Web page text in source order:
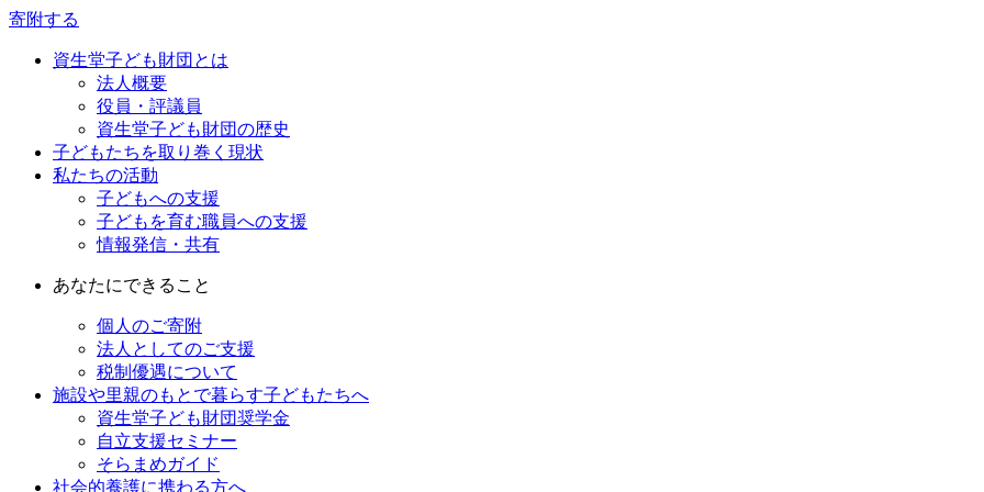
寄附する
資生堂子ども財団とは
法人概要
役員・評議員
資生堂子ども財団の歴史
子どもたちを取り巻く現状
私たちの活動
子どもへの支援
子どもを育む職員への支援
情報発信・共有
あなたにできること
個人のご寄附
法人としてのご支援
税制優遇について
施設や里親のもとで暮らす子どもたちへ
資生堂子ども財団奨学金
自立支援セミナー
そらまめガイド
社会的養護に携わる方へ